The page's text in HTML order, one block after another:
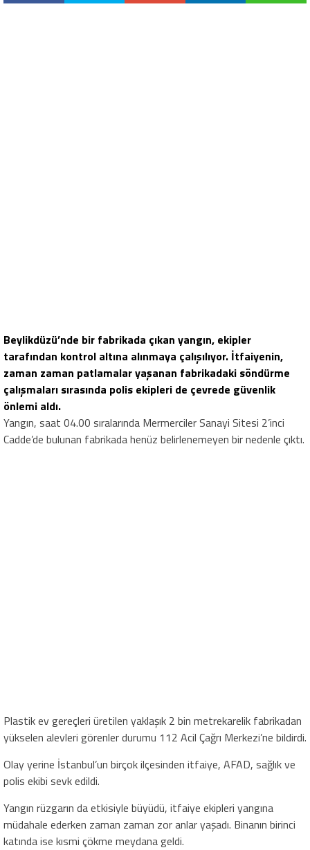
Beylikdüzü’nde bir fabrikada çıkan yangın, ekipler
tarafından kontrol altına alınmaya çalışılıyor. İtfaiyenin,
zaman zaman patlamalar yaşanan fabrikadaki söndürme
çalışmaları sırasında polis ekipleri de çevrede güvenlik
önlemi aldı.
Yangın, saat 04.00 sıralarında Mermerciler Sanayi Sitesi 2’inci
Cadde’de bulunan fabrikada henüz belirlenemeyen bir nedenle çıktı.
Plastik ev gereçleri üretilen yaklaşık 2 bin metrekarelik fabrikadan
yükselen alevleri görenler durumu 112 Acil Çağrı Merkezi’ne bildirdi.
Olay yerine İstanbul’un birçok ilçesinden itfaiye, AFAD, sağlık ve
polis ekibi sevk edildi.
Yangın rüzgarın da etkisiyle büyüdü, itfaiye ekipleri yangına
müdahale ederken zaman zaman zor anlar yaşadı. Binanın birinci
katında ise kısmi çökme meydana geldi.